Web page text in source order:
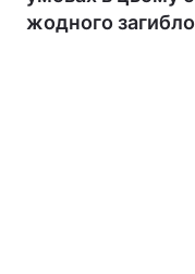
жодного